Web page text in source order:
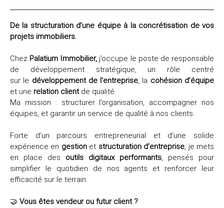
De la structuration d’une équipe à la concrétisation de vos
projets immobiliers.
Chez Palatium Immobilier, j’occupe le poste de responsable
de développement stratégique, un rôle centré
sur le développement de l'entreprise, la cohésion d’équipe
et une relation clientde qualité.
Ma mission : structurer l’organisation, accompagner nos
équipes, et garantir un service de qualité à nos clients.
Forte d’un parcours entrepreneurial et d’une solide
expérience en gestion et structurationd’entreprise, je mets
en place des outils digitaux performants, pensés pour
simplifier le quotidien de nos agents et renforcer leur
efficacité sur le terrain.
🤝 Vous êtes vendeur ou futur client ?